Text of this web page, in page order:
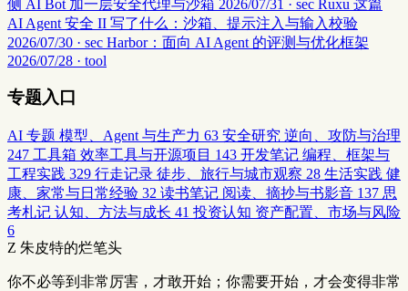
侧 AI Bot 加一层安全代理与沙箱 2026/07/31 · sec Ruxu 这篇
AI Agent 安全 II 写了什么：沙箱、提示注入与输入校验
2026/07/30 · sec Harbor：面向 AI Agent 的评测与优化框架
2026/07/28 · tool
专题入口
AI 专题 模型、Agent 与生产力 63 安全研究 逆向、攻防与治理
247 工具箱 效率工具与开源项目 143 开发笔记 编程、框架与
工程实践 329 行走记录 徒步、旅行与城市观察 28 生活实践 健
康、家常与日常经验 32 读书笔记 阅读、摘抄与书影音 137 思
考札记 认知、方法与成长 41 投资认知 资产配置、市场与风险
6
Z 朱皮特的烂笔头
你不必等到非常厉害，才敢开始；你需要开始，才会变得非常